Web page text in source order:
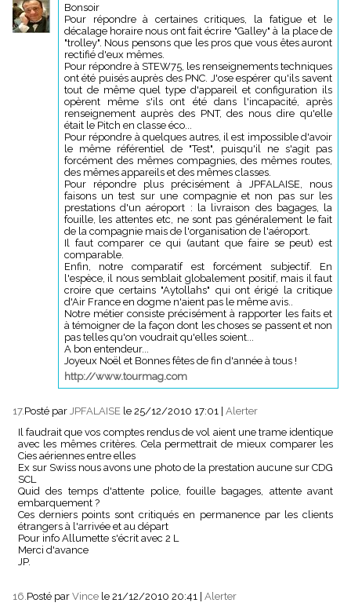
Bonsoir
Pour répondre à certaines critiques, la fatigue et le
décalage horaire nous ont fait écrire "Galley" à la place de
"trolley". Nous pensons que les pros que vous êtes auront
rectifié d'eux mêmes.
Pour répondre à STEW75, les renseignements techniques
ont été puisés auprès des PNC. J'ose espérer qu'ils savent
tout de même quel type d'appareil et configuration ils
opèrent même s'ils ont été dans l'incapacité, après
renseignement auprès des PNT, des nous dire qu'elle
était le Pitch en classe éco...
Pour répondre à quelques autres, il est impossible d'avoir
le même référentiel de "Test", puisqu'il ne s'agit pas
forcément des mêmes compagnies, des mêmes routes,
des mêmes appareils et des mêmes classes.
Pour répondre plus précisément à JPFALAISE, nous
faisons un test sur une compagnie et non pas sur les
prestations d'un aéroport : la livraison des bagages, la
fouille, les attentes etc, ne sont pas généralement le fait
de la compagnie mais de l'organisation de l'aéroport.
Il faut comparer ce qui (autant que faire se peut) est
comparable.
Enfin, notre comparatif est forcément subjectif. En
l'espèce, il nous semblait globalement positif, mais il faut
croire que certains "Aytollahs" qui ont érigé la critique
d'Air France en dogme n'aient pas le même avis..
Notre métier consiste précisément à rapporter les faits et
à témoigner de la façon dont les choses se passent et non
pas telles qu'on voudrait qu'elles soient...
A bon entendeur...
Joyeux Noël et Bonnes fêtes de fin d'année à tous !
http://www.tourmag.com
17.Posté par JPFALAISE le 25/12/2010 17:01 Alerter
Il faudrait que vos comptes rendus de vol aient une trame identique
avec les mêmes critères. Cela permettrait de mieux comparer les
Cies aériennes entre elles
Ex sur Swiss nous avons une photo de la prestation aucune sur CDG
SCL
Quid des temps d'attente police, fouille bagages, attente avant
embarquement ?
Ces derniers points sont critiqués en permanence par les clients
étrangers à l'arrivée et au départ
Pour info Allumette s'écrit avec 2 L
Merci d'avance
JP.
16. Posté par Vince le 21/12/2010 20:41 | Alerter